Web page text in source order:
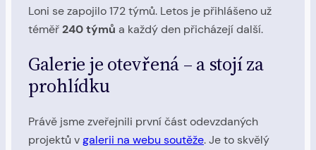
Loni se zapojilo 172 týmů. Letos je přihlášeno už
téměř240 týmů a každý den přicházejí další.
Galerie je otevřená – a stojí za
prohlídku
Právě jsme zveřejnili první část odevzdaných
projektů vgalerii na webu soutěže. Je to skvělý